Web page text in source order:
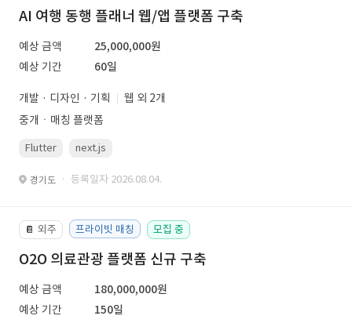
AI 여행 동행 플래너 웹/앱 플랫폼 구축
예상 금액
25,000,000원
예상 기간
60일
개발 · 디자인 · 기획
웹 외 2개
중개ㆍ매칭 플랫폼
Flutter next.js
경기도 · 등록일자 2026.08.04.
📔 외주 프라이빗 매칭 모집 중
O2O 의료관광 플랫폼 신규 구축
예상 금액
180,000,000원
예상 기간
150일